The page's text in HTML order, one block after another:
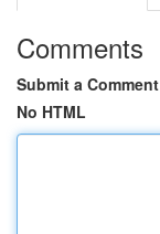
Comments
Submit a Comment
No HTML